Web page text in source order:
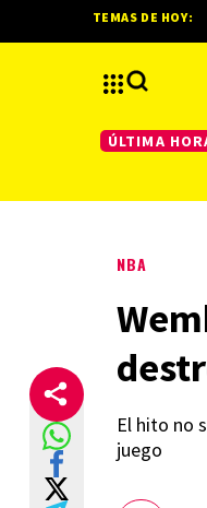
NBA
El hito no
juego
TEMAS DE HOY:
ÚLTIMA